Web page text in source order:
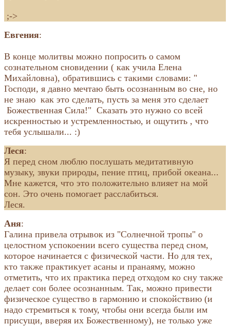
;->
Евгения:
В конце молитвы можно попросить о самом
сознательном сновидении ( как учила Елена
Михайловна), обратившись с такими словами: "
Господи, я давно мечтаю быть осознанным во сне, но
не знаю как это сделать, пусть за меня это сделает
Божественная Сила!" Сказать это нужно со всей
искренностью и устремленностью, и ощутить , что
тебя услышали... :)
Леся:
Я перед сном люблю послушать медитативную
музыку, звуки природы, пение птиц, прибой океана...
Мне кажется, что это положительно влияет на мой
сон. Это очень помогает расслабиться.
Леся.
Аня:
Галина привела отрывок из "Солнечной тропы" о
целостном успокоении всего существа перед сном,
которое начинается с физической части. Но для тех,
кто также практикует асаны и пранаяму, можно
отметить, что их практика перед отходом ко сну также
делает сон более осознанным. Так, можно привести
физическое существо в гармонию и спокойствию (и
надо стремиться к тому, чтобы они всегда были им
присущи, вверяя их Божественному), не только уже